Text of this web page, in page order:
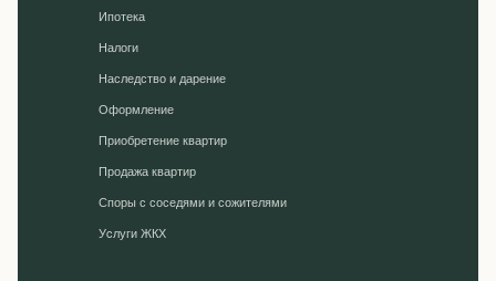
Ипотека
Налоги
Наследство и дарение
Оформление
Приобретение квартир
Продажа квартир
Споры с соседями и сожителями
Уcлуги ЖКХ